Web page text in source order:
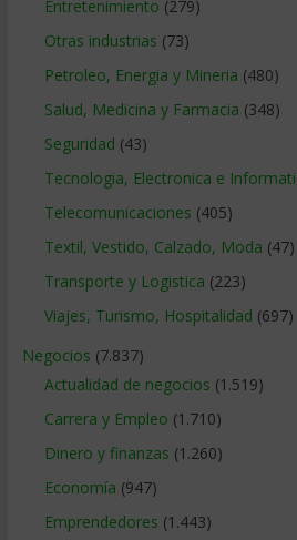
Entretenimiento (279)
Otras industrias (73)
Petroleo, Energia y Mineria (480)
Salud, Medicina y Farmacia (348)
Seguridad (43)
Tecnologia, Electronica e
Telecomunicaciones (405)
Textil, Vestido, Calzado, Moda (47)
Transporte y Logistica (223)
Viajes, Turismo, Hospitalidad (697)
Negocios (7.837)
Actualidad de negocios (1.519)
Carrera y Empleo (1.710)
Dinero y finanzas (1.260)
Economía (947)
Emprendedores (1.443)